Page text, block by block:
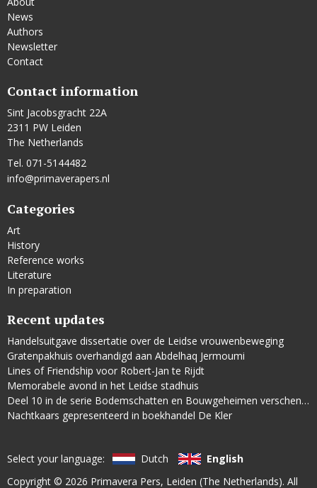
News
Authors
Newsletter
Contact
Contact information
Sint Jacobsgracht 22A
2311 PW Leiden
The Netherlands
Tel. 071-5144482
info@primaverapers.nl
Categories
Art
History
Reference works
Literature
In preparation
Recent updates
Handelsuitgave dissertatie over de Leidse vrouwenbeweging
Gratenpakhuis overhandigd aan Abdelhaq Jermoumi
Lines of Friendship voor Robert-Jan te Rijdt
Memorabele avond in het Leidse stadhuis
Deel 10 in de serie Bodemschatten en Bouwgeheimen verschenen
Nachtkaars gepresenteerd in boekhandel De Kler
Select your language: Dutch
English
Copyright © 2026 Primavera Pers, Leiden (The Netherlands). All